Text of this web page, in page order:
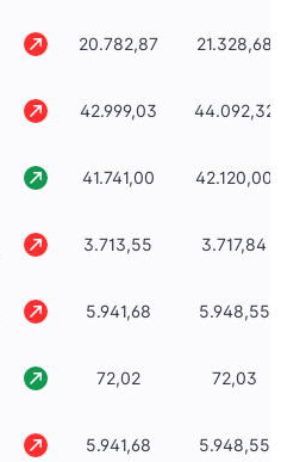
20.782,87 21.328,68
42.999,03 44.092,32
41.741,00 42.120,00
3.713,55 3.717,84
5.941,68 5.948,55
72,02 72,03
5.941,68 5.948,55